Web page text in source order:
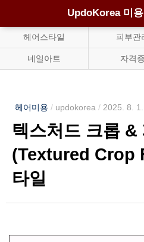
UpdoKorea 미
헤어스타일 피부관
네일아트 자격증
헤어미용 / updokorea / 2025. 8.
텍스처드 크롭 &
(Textured Crop
타일